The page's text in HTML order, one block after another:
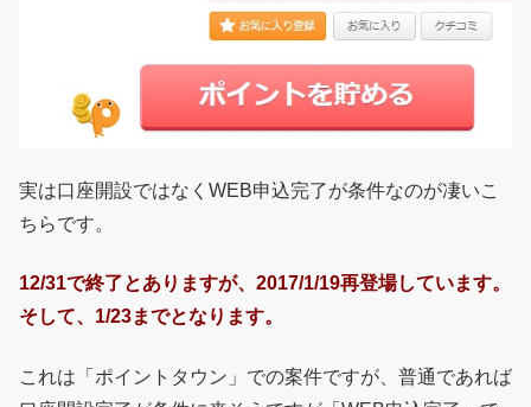
実は口座開設ではなくWEB申込完了が条件なのが凄いこ
ちらです。
12/31で終了とありますが、2017/1/19再登場しています。
そして、1/23までとなります。
これは「ポイントタウン」での案件ですが、普通であれば